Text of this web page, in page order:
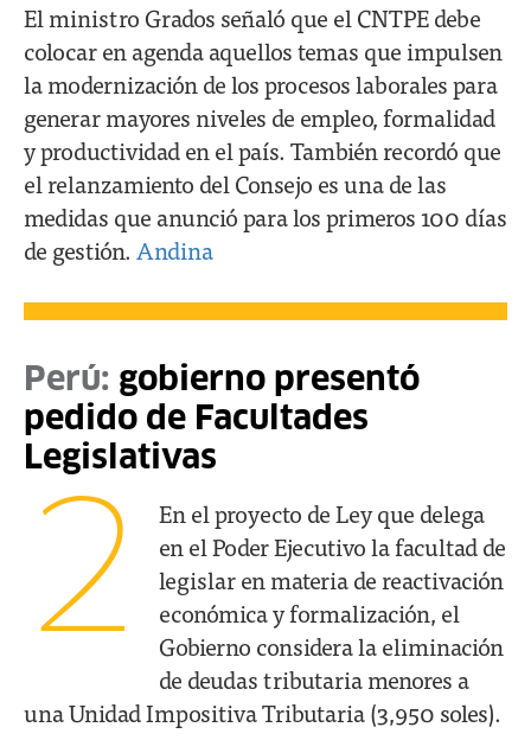
El ministro Grados señaló que el CNTPE debe
colocar en agenda aquellos temas que impulsen
la modernización de los procesos laborales para
generar mayores niveles de empleo, formalidad
y productividad en el país. También recordó que
el relanzamiento del Consejo es una de las
medidas que anunció para los primeros 100 días
de gestión. Andina
Perú: gobierno presentó
pedido de Facultades
Legislativas
2
En el proyecto de Ley que delega
en el Poder Ejecutivo la facultad de
legislar en materia de reactivación
económica y formalización, el
Gobierno considera la eliminación
de deudas tributaria menores a
una Unidad Impositiva Tributaria (3,950 soles).